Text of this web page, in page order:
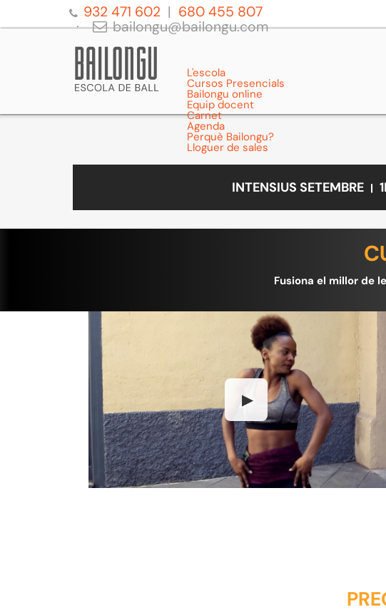
932 471 602
680 455 807
bailongu@bailongu.com
L'escola
Cursos Presencials
Bailongu online
Equip docent
Carnet
Agenda
Perquè Bailongu?
Lloguer de sales
INTENSIUS SETEMBRE
Fusiona el millor de
▶